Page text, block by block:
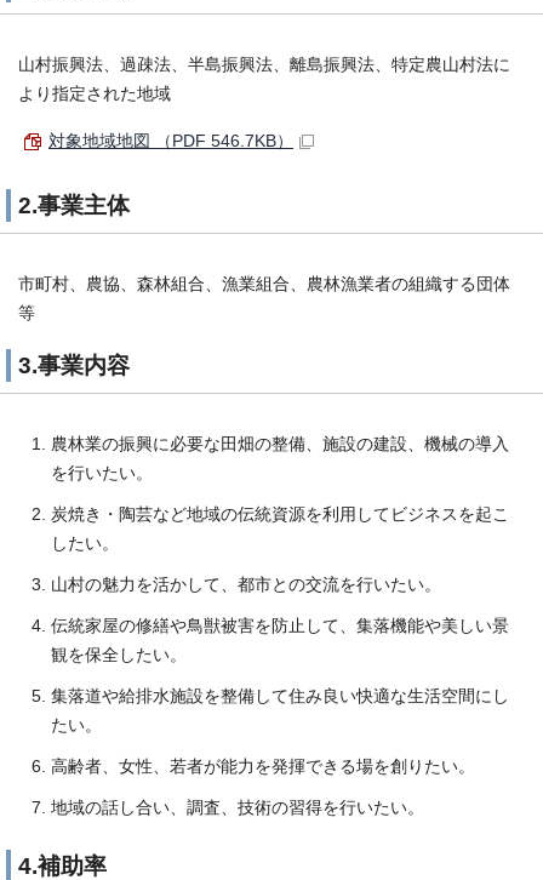
山村振興法、過疎法、半島振興法、離島振興法、特定農山村法に
より指定された地域
対象地域地図 （PDF 546.7KB）
2.事業主体
市町村、農協、森林組合、漁業組合、農林漁業者の組織する団体
等
3.事業内容
農林業の振興に必要な田畑の整備、施設の建設、機械の導入
を行いたい。
炭焼き・陶芸など地域の伝統資源を利用してビジネスを起こ
したい。
山村の魅力を活かして、都市との交流を行いたい。
伝統家屋の修繕や鳥獣被害を防止して、集落機能や美しい景
観を保全したい。
集落道や給排水施設を整備して住み良い快適な生活空間にし
たい。
高齢者、女性、若者が能力を発揮できる場を創りたい。
地域の話し合い、調査、技術の習得を行いたい。
4.補助率